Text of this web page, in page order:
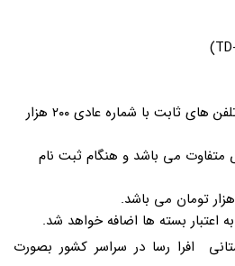
هزینه خرید حق امتیاز برای تلفن های ثابت با شماره عادی ۲۰۰ هزار
می باشد و هنگام ثبت نام
اعتبار بسته ها اضافه خواهد شد.
افرا رسا در سراسر کشور بصورت